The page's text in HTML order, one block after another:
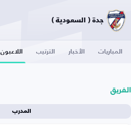
جدة ( السعودية )
المباريات الأخبار الترتيب اللاعبون
الفريق
المدرب